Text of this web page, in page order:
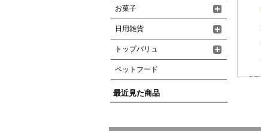
お菓子
日用雑貨
トップバリュ
ペットフード
最近見た商品